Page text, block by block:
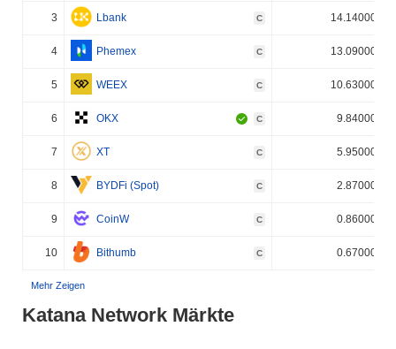
3 Lbank C 14.140000%
4 Phemex C 13.090000%
5 WEEX C 10.630000%
6 OKX C 9.840000%
7 XT C 5.950000%
8 BYDFi (Spot) C 2.870000%
9 CoinW C 0.860000%
10 Bithumb C 0.670000%
Mehr Zeigen
Katana Network Märkte